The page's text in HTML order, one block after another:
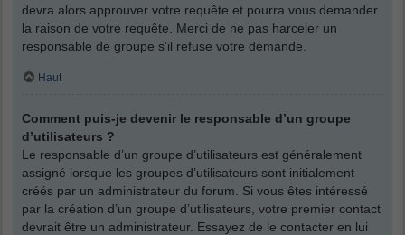
devra alors approuver votre requête et pourra vous demander
la raison de votre requête. Merci de ne pas harceler un
responsable de groupe s’il refuse votre demande.
Haut
Comment puis-je devenir le responsable d’un groupe
d’utilisateurs ?
Le responsable d’un groupe d’utilisateurs est généralement
assigné lorsque les groupes d’utilisateurs sont initialement
créés par un administrateur du forum. Si vous êtes intéressé
par la création d’un groupe d’utilisateurs, votre premier contact
devrait être un administrateur. Essayez de le contacter en lui